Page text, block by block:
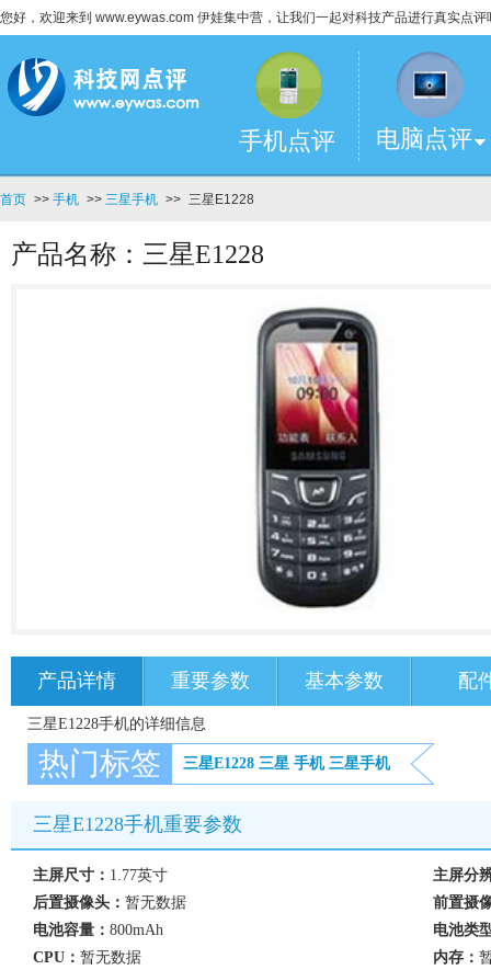
您好，欢迎来到 www.eywas.com 伊娃集中营，让我们一起对科技产品进行真实点评
手机点评 电脑点评
首页 >> 手机 >> 三星手机 >> 三星E1228
产品名称：三星E1228
产品详情 重要参数 基本参数 配
三星E1228手机的详细信息
热门标签 三星E1228 三星 手机 三星手机
三星E1228手机重要参数
主屏尺寸： 1.77英寸
主屏分
后置摄像头： 暂无数据
前置摄
电池容量： 800mAh
电池类
CPU： 暂无数据 内存：